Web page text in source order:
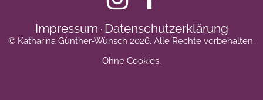
Impressum · Datenschutzerklärung
© Katharina Günther-Wünsch 2026. Alle Rechte vorbehalten.
Ohne Cookies.